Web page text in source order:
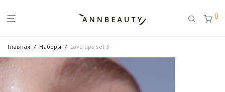
0
Главная / Наборы / Love lips set 3